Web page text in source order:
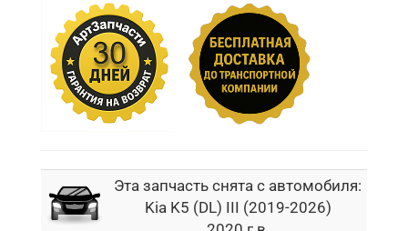
Эта запчасть снята с автомобиля:
Kia K5 (DL) III (2019-2026)